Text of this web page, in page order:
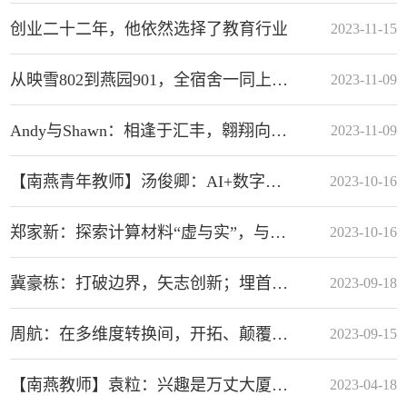
创业二十二年，他依然选择了教育行业 2023-11-15
从映雪802到燕园901，全宿舍一同上北大！ 2023-11-09
Andy与Shawn：相逢于汇丰，翱翔向苍穹 2023-11-09
【南燕青年教师】汤俊卿：AI+数字化治理，做韧性城市的建设者 2023-10-16
郑家新：探索计算材料“虚与实”，与时代同频共振 2023-10-16
冀豪栋：打破边界，矢志创新；埋首科研，向阳而生 2023-09-18
周航：在多维度转换间，开拓、颠覆、创新 2023-09-15
【南燕教师】袁粒：兴趣是万丈大厦的奠基石 2023-04-18